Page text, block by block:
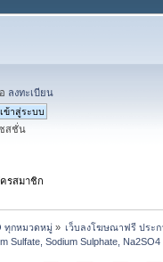
ลงทะเบียน
ซสชั่น
รสมาชิก
ทุกหมวดหมู่» เว็บลงโฆษณาฟรี ประ
Sulfate, Sodium Sulphate, Na2SO4